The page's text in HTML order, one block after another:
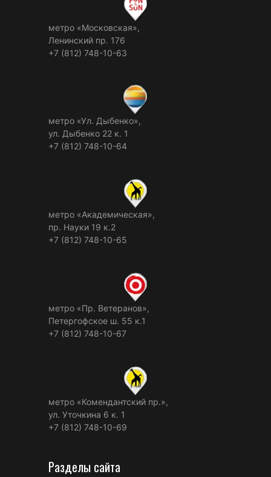
метро «Московская»,
Ленинский пр. 176
+7 (812) 748-10-63
метро «Ул. Дыбенко»,
ул. Дыбенко 22 к. 1
+7 (812) 748-10-64
метро «Академическая»,
пр. Науки 19 к.2
+7 (812) 748-10-65
метро «Пр. Ветеранов»,
Петергофское ш. 55 к.1
+7 (812) 748-10-67
метро «Комендантский пр.»,
ул. Уточкина 6 к. 1
+7 (812) 748-10-69
Разделы сайта